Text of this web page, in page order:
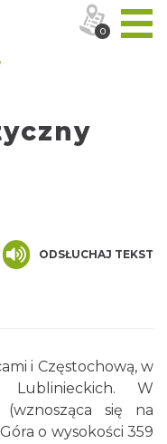
ODSŁUCHAJ TEKST
i Częstochową, w
Lublinieckich. W
się na
o wysokości 359
0